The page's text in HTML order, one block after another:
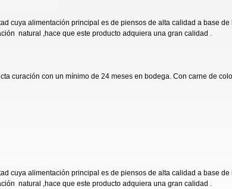
cuya alimentación principal es de piensos de alta calidad a base
natural ,hace que este producto adquiera una gran calidad .
curación con un mínimo de 24 meses en bodega. Con carne de
cuya alimentación principal es de piensos de alta calidad a base
natural ,hace que este producto adquiera una gran calidad .